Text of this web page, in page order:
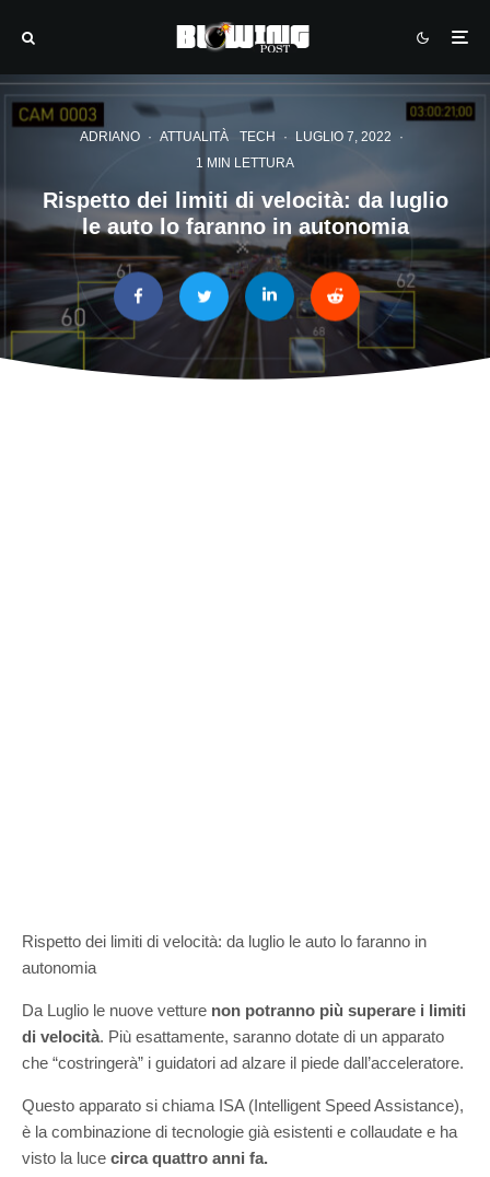
ADRIANO · ATTUALITÀ TECH · LUGLIO 7, 2022
·
1 MIN LETTURA
Rispetto dei limiti di velocità: da luglio
le auto lo faranno in autonomia
Rispetto dei limiti di velocità: da luglio le auto lo faranno in
autonomia
Da Luglio le nuove vetture non potranno più superare i limiti
di velocità. Più esattamente, saranno dotate di un apparato
che “costringerà” i guidatori ad alzare il piede dall’acceleratore.
Questo apparato si chiama ISA (Intelligent Speed Assistance),
è la combinazione di tecnologie già esistenti e collaudate e ha
visto la luce circa quattro anni fa.